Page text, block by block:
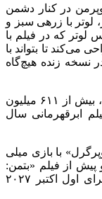
در کنار دشمن
لوتر با زرهی سبز و
که در فیلم با
می‌کند تا بتواند با
نسخه زنده هیچ‌گاه
فیلم «سوپرمن» که در ژوئیه ۲۰۲۵ اکران شد، بیش از ۶۱۱ میلیون
ابرقهرمانی سال
با بازی میلی
رفت و پیش از فیلم «بتمن:
قسمت دوم» به کارگردانی «مت ریوز» که برای اول اکتبر ۲۰۲۷